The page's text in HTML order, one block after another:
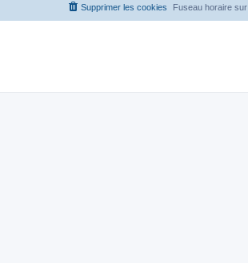
Fuseau horaire sur
Supprimer les cookies